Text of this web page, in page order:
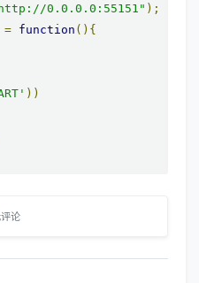
0.0.0.0:55151" );
= function (){
))
论